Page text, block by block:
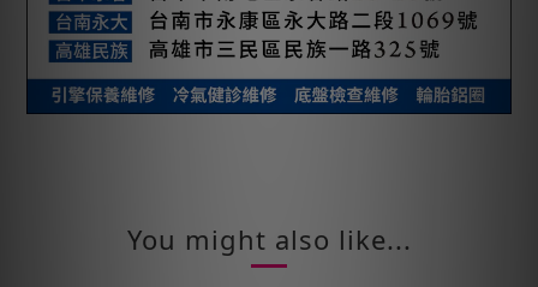
You might also like...